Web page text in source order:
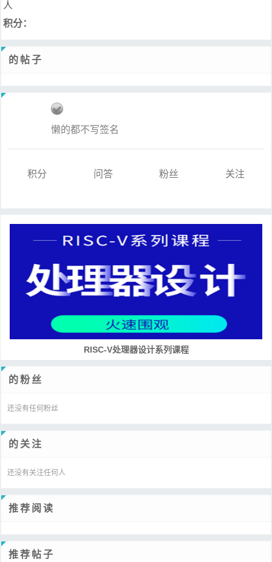
人
积分：
的帖子
懒的都不写签名
积分 问答 粉丝 关注
RISC-V处理器设计系列课程
的粉丝
还没有任何粉丝
的关注
还没有关注任何人
推荐阅读
推荐帖子